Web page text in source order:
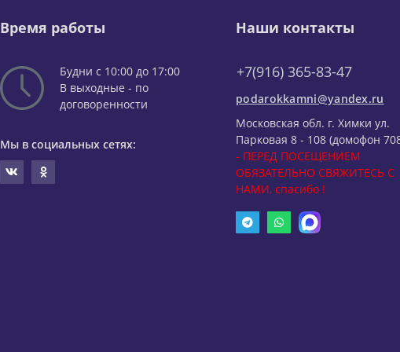
Время работы
Будни с 10:00 до 17:00
В выходные - по
договоренности
Мы в социальных сетях:
Наши контакты
+7(916) 365-83-47
podarokkamni@yandex.ru
Московская обл. г. Химки ул.
Парковая 8 - 108 (домофон
- ПЕРЕД ПОСЕЩЕНИЕМ
ОБЯЗАТЕЛЬНО СВЯЖИТЕСЬ С
НАМИ, спасибо !